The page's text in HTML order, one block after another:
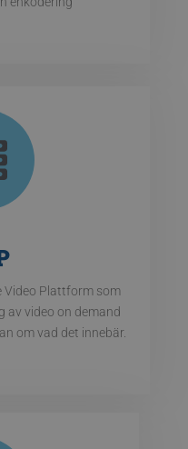
Video Plattform som
av video on demand
om vad det innebär.